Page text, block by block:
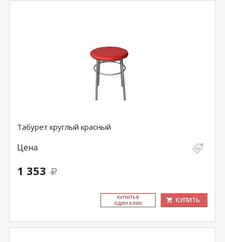
Табурет круглый красный
Цена
1 353
КУ­ПИТЬ В
ОДИН КЛИК
КУПИТЬ